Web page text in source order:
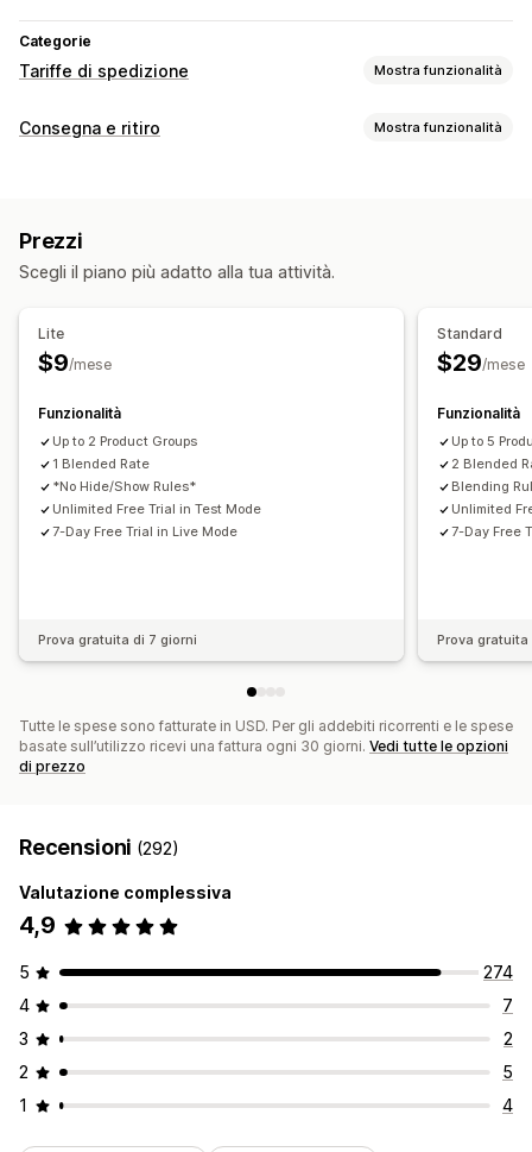
Categorie
Tariffe di spedizione Mostra funzionalità
Calcolo delle tariffe
Combinazione di tariffe
Restrizioni delle caselle postali
Tempo di consegna
Nascondi tariffe
Consegna e ritiro Mostra funzionalità
Prezzi
Scegli il piano più adatto alla tua attività.
Lite
$9/mese
Funzionalità
Up to 2 Product Groups
1 Blended Rate
*No Hide/Show Rules*
Unlimited Free Trial in Test Mode
7-Day Free Trial in Live Mode
Prova gratuita di 7 giorni
Standard
$29/mese
Funzionalità
Up to 5
2 Blended
Blending
Unlimited
7-Day Free
Prova
Tutte le spese sono fatturate in USD. Per gli addebiti ricorrenti e le spese
basate sull’utilizzo ricevi una fattura ogni 30 giorni. Vedi tutte le opzioni
di prezzo
Recensioni (292)
Valutazione complessiva
4,9
5
274
4
7
3
2
2
5
1
4